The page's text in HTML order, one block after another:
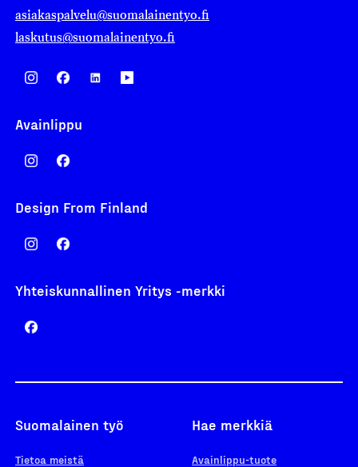
asiakaspalvelu@suomalainentyo.fi
laskutus@suomalainentyo.fi
Avainlippu
Design From Finland
Yhteiskunnallinen Yritys -merkki
Suomalainen työ
Tietoa meistä
Hae merkkiä
Avainlippu-tuote